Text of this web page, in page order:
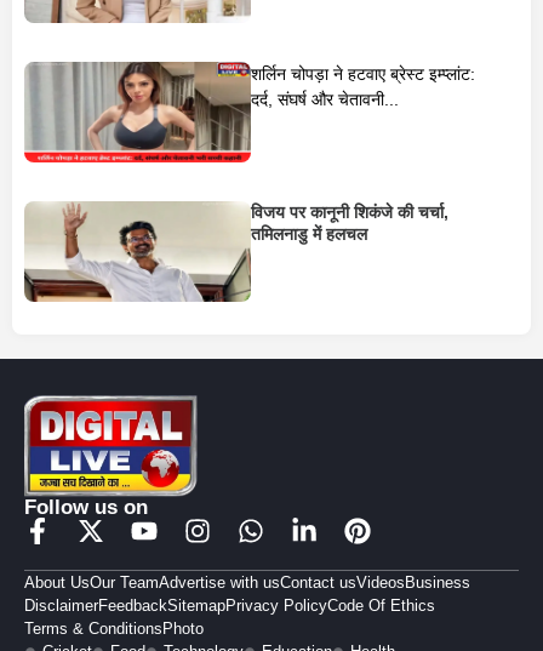
शर्लिन चोपड़ा ने हटवाए ब्रेस्ट इम्प्लांट:
दर्द, संघर्ष और चेतावनी...
विजय पर कानूनी शिकंजे की चर्चा,
तमिलनाडु में हलचल
Follow us on
About UsOur TeamAdvertise with usContact usVideos Business
DisclaimerFeedbackSitemapPrivacy PolicyCode Of Ethics
Terms & Conditions Photo